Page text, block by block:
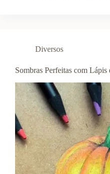
Diversos
Sombras Perfeitas com Lápis